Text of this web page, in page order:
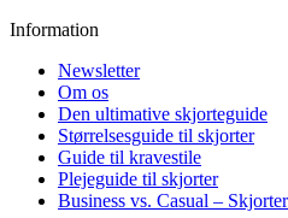
Information
Newsletter
Om os
Den ultimative skjorteguide
Størrelsesguide til skjorter
Guide til kravestile
Plejeguide til skjorter
Business vs. Casual –